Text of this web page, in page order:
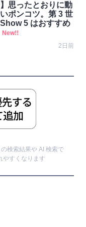
】思ったとおりに動
ポンコツ。第 3 世
5 はおすすめ
New!!
2日前
検索結果や AI 検索で
やすくなります